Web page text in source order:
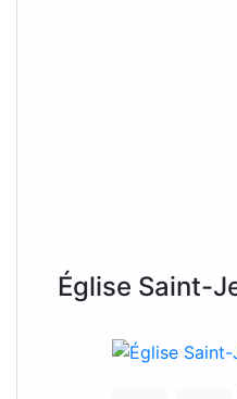
Église Saint-